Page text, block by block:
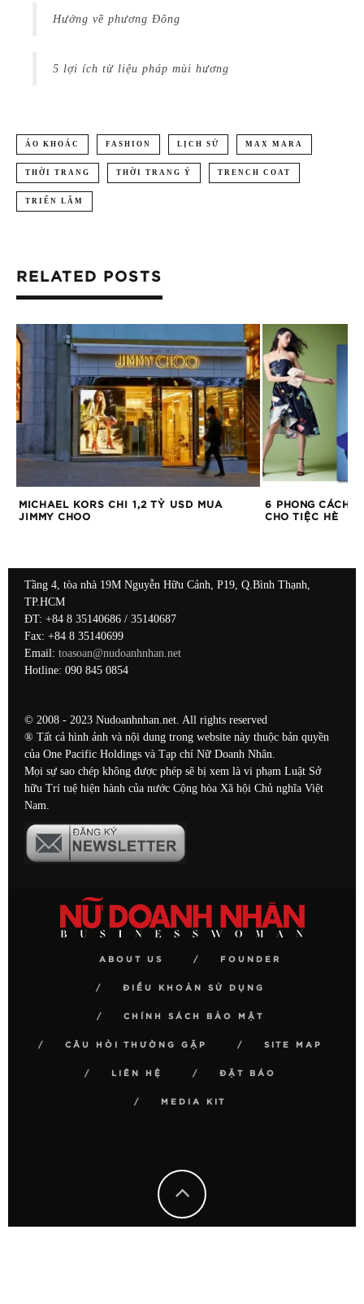
Hướng về phương Đông
5 lợi ích từ liệu pháp mùi hương
ÁO KHOÁC FASHION LỊCH SỬ MAX MARA
THỜI TRANG THỜI TRANG Ý TRENCH COAT
TRIỂN LÃM
RELATED POSTS
MICHAEL KORS CHI 1,2 TỶ USD MUA
JIMMY CHOO
6 PHONG CÁCH
CHO TIỆC HÈ
Tầng 4, tòa nhà 19M Nguyễn Hữu Cảnh, P19, Q.Bình Thạnh,
TP.HCM
ĐT: +84 8 35140686 / 35140687
Fax: +84 8 35140699
Email: toasoan@nudoanhnhan.net
Hotline: 090 845 0854
© 2008 - 2023 Nudoanhnhan.net. All rights reserved
® Tất cả hình ảnh và nội dung trong website này thuộc bản quyền
của One Pacific Holdings và Tạp chí Nữ Doanh Nhân.
Mọi sự sao chép không được phép sẽ bị xem là vi phạm Luật Sở
hữu Trí tuệ hiện hành của nước Cộng hòa Xã hội Chủ nghĩa Việt
Nam.
ABOUT US FOUNDER
ĐIỀU KHOẢN SỬ DỤNG
CHÍNH SÁCH BẢO MẬT
CÂU HỎI THƯỜNG GẶP SITE MAP
LIÊN HỆ ĐẶT BÁO
MEDIA KIT